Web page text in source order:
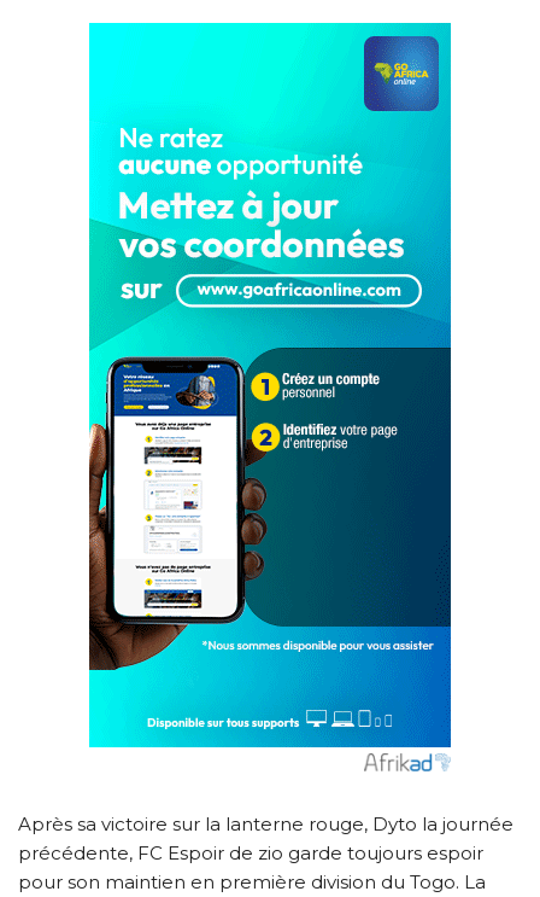
Après sa victoire sur la lanterne rouge, Dyto la journée
précédente, FC Espoir de zio garde toujours espoir
pour son maintien en première division du Togo. La